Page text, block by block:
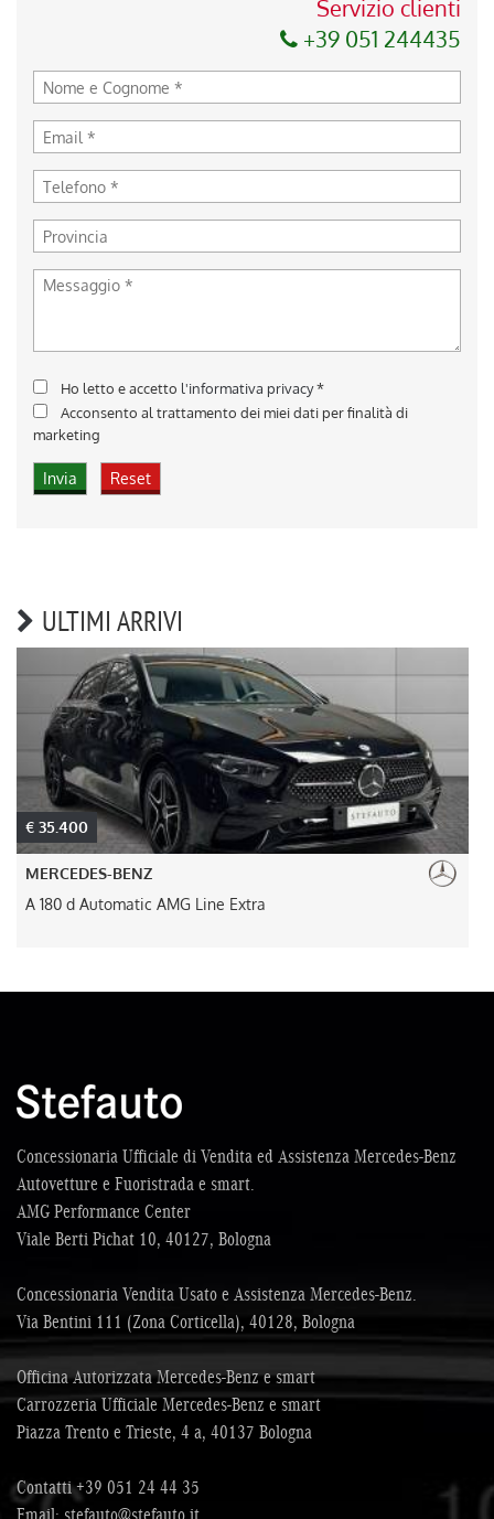
Servizio clienti
+39 051 244435
Ho letto e accetto l'informativa privacy*
Acconsento al trattamento dei miei dati per finalità di
marketing
ULTIMI ARRIVI
€ 35.400
MERCEDES-BENZ
A 180 d Automatic AMG Line Extra
Concessionaria Ufficiale di Vendita ed Assistenza Mercedes-Benz
Autovetture e Fuoristrada e smart.
AMG Performance Center
Viale Berti Pichat 10, 40127, Bologna
Concessionaria Vendita Usato e Assistenza Mercedes-Benz.
Via Bentini 111 (Zona Corticella), 40128, Bologna
Officina Autorizzata Mercedes-Benz e smart
Carrozzeria Ufficiale Mercedes-Benz e smart
Piazza Trento e Trieste, 4 a, 40137 Bologna
Contatti+39 051 24 44 35